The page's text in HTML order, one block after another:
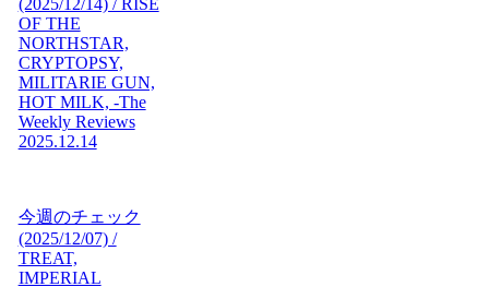
(2025/12/14) / RISE
OF THE
NORTHSTAR,
CRYPTOPSY,
MILITARIE GUN,
HOT MILK, -The
Weekly Reviews
2025.12.14
今週のチェック
(2025/12/07) /
TREAT,
IMPERIAL